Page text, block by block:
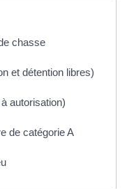
chasse
et détention libres)
autorisation)
de catégorie A